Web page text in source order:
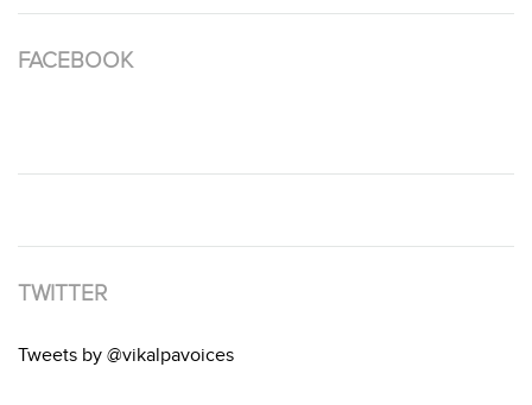
FACEBOOK
TWITTER
Tweets by @vikalpavoices